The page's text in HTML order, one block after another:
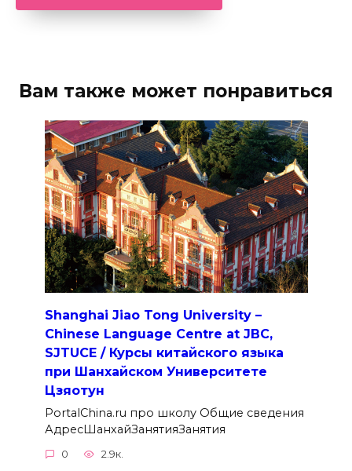
Вам также может понравиться
Shanghai Jiao Tong University –
Chinese Language Centre at JBC,
SJTUCE / Курсы китайского языка
при Шанхайском Университете
Цзяотун
PortalChina.ru про школу Общие сведения
АдресШанхайЗанятияЗанятия
0 2.9к.